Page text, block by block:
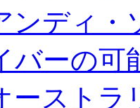
ンディ・
バーの可
ーストラ